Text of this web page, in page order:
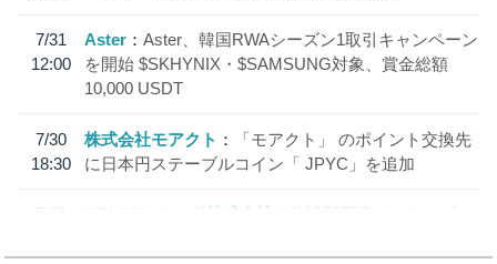
7/31
12:00
Aster
Aster、韓国RWAシーズン1取引キャンペーン
を開始 $SKHYNIX・$SAMSUNG対象、賞金総額
10,000 USDT
7/30
18:30
株式会社モアクト
「モアクト」 のポイント交換先
に日本円ステーブルコイン「 JPYC」を追加
7/29
SBI VCトレード株式会社
信託型円建てステーブル